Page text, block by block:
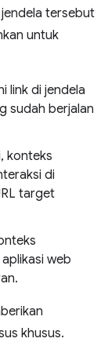
tersebut
untuk
link di jendela
sudah berjalan
konteks
di
target
web
khusus.